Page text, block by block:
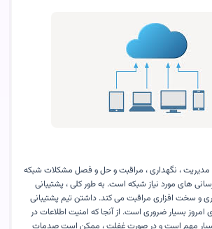
مدیریت ، نگهداری ، مراقبت و حل و فصل مشکلات شبکه
های مورد نیاز شبکه است. به طور کلی ، پشتیبانی
و سخت افزاری مراقبت می کند. داشتن تیم پشتیبانی
امروز بسیار ضروری است. از آنجا که امنیت اطلاعات در